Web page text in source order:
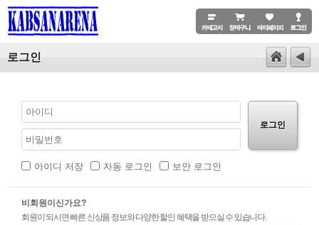
로그인
로그인
아이디 저장 자동 로그인 보안 로그인
비회원이신가요?
회원이 되시면 빠른 신상품 정보와 다양한 할인 혜택을 받으실 수 있습니다.